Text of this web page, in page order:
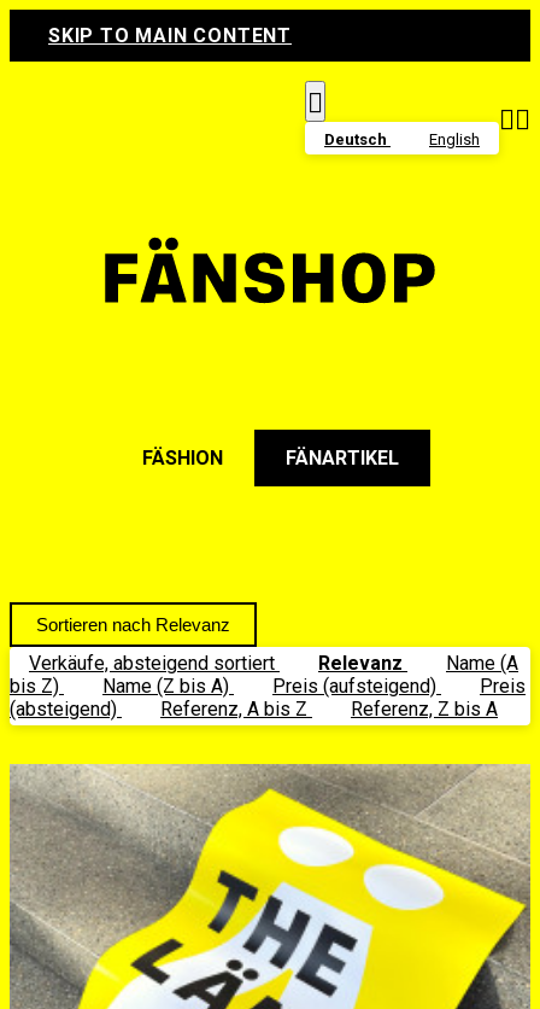
SKIP TO MAIN CONTENT

Deutsch English

FÄSHION FÄNARTIKEL
Relevanz
Verkäufe, absteigend sortiert Relevanz
Name (A
bis Z)
Name (Z bis A) Preis (aufsteigend)
Preis
(absteigend)
Referenz, A bis Z Referenz, Z bis A